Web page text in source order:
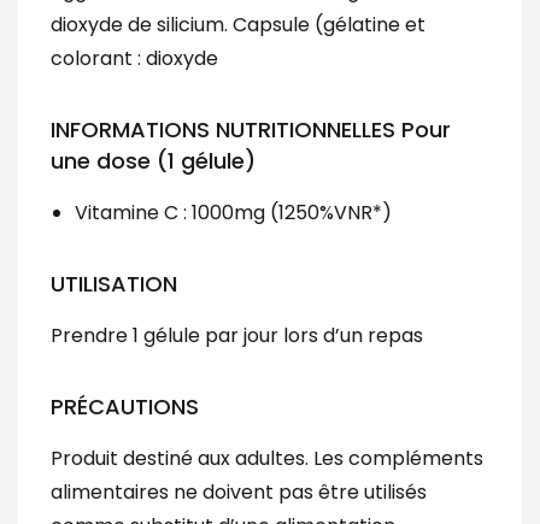
dioxyde de silicium. Capsule (gélatine et
colorant : dioxyde
INFORMATIONS NUTRITIONNELLES Pour
une dose (1 gélule)
Vitamine C : 1000mg (1250%VNR*)
UTILISATION
Prendre 1 gélule par jour lors d’un repas
PRÉCAUTIONS
Produit destiné aux adultes. Les compléments
alimentaires ne doivent pas être utilisés